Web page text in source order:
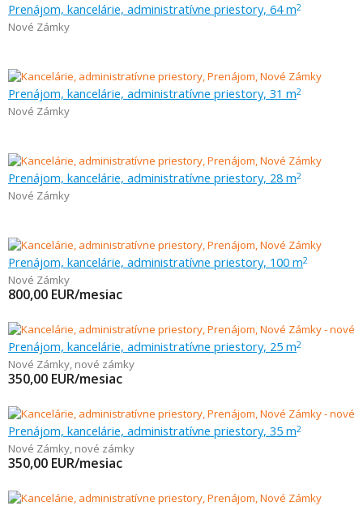
Prenájom, kancelárie, administratívne priestory, 64 m2
Nové Zámky
Prenájom, kancelárie, administratívne priestory, 31 m2
Nové Zámky
Prenájom, kancelárie, administratívne priestory, 28 m2
Nové Zámky
Prenájom, kancelárie, administratívne priestory, 100 m2
Nové Zámky
800,00 EUR/mesiac
Prenájom, kancelárie, administratívne priestory, 25 m2
Nové Zámky, nové zámky
350,00 EUR/mesiac
Prenájom, kancelárie, administratívne priestory, 35 m2
Nové Zámky, nové zámky
350,00 EUR/mesiac